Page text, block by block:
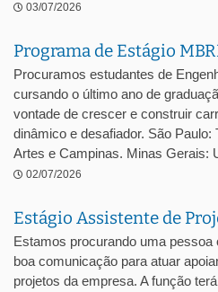
03/07/2026
Programa de Estágio
Procuramos estudantes de
cursando o último ano de
vontade de crescer e construir
dinâmico e desafiador. São Paulo:
Artes e Campinas. Minas Gerais:
02/07/2026
Estágio Assistente de
Estamos procurando uma pessoa
boa comunicação para atuar
projetos da empresa. A função